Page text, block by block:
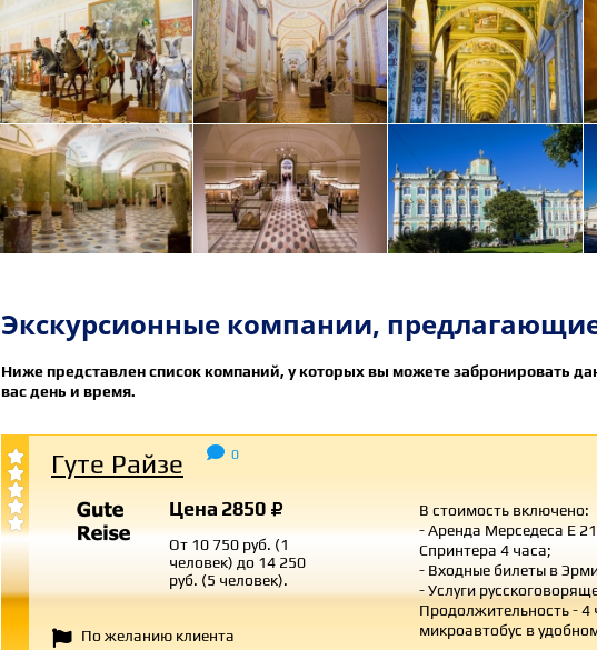
Экскурсионные компании,
Ниже представлен список компаний, у которых вы можете забронировать
вас день и время.





Гуте Райзе  0
Цена 2850
От 10 750 руб. (1
человек) до 14 250
руб. (5 человек).
 По желанию клиента
В стоимость включено:
- Аренда Мерседеса Е
Спринтера 4 часа;
- Входные билеты в
- Услуги
Продолжительность - 4
микроавтобус в